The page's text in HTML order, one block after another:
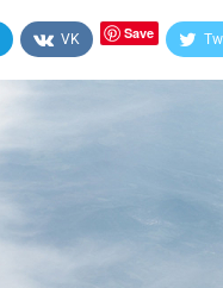
VK Save